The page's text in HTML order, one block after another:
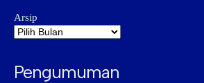
Arsip
Pengumuman